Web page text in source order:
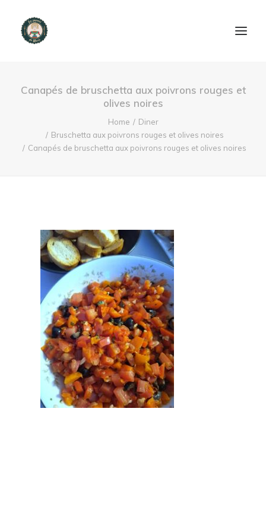
ACCUEIL
PRODUITS ET SERVICES
NOUS CONTACTER
Canapés de bruschetta aux poivrons rouges et
olives noires
Home
Diner
Bruschetta aux poivrons rouges et olives noires
Canapés de bruschetta aux poivrons rouges et olives noires